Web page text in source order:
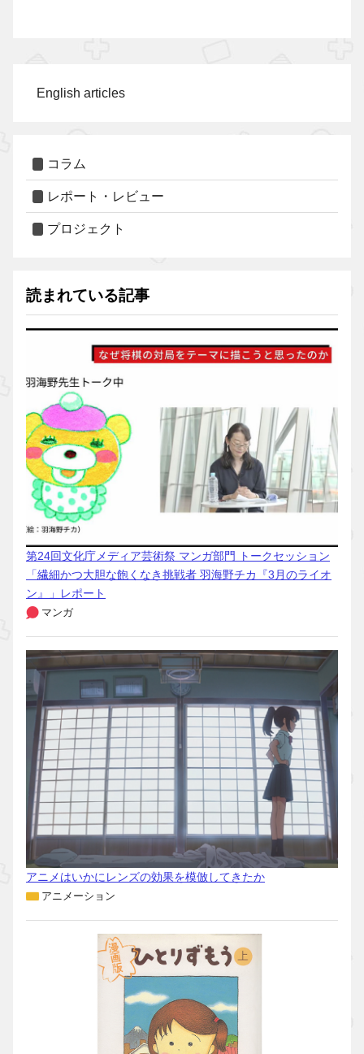
English articles
コラム
レポート・レビュー
プロジェクト
読まれている記事
第24回文化庁メディア芸術祭 マンガ部門 トークセッション
「繊細かつ大胆な飽くなき挑戦者 羽海野チカ『3月のライオ
ン』」レポート
マンガ
アニメはいかにレンズの効果を模倣してきたか
アニメーション